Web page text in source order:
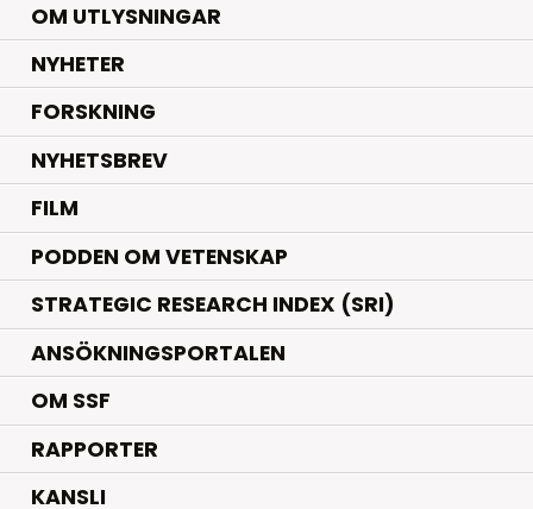
OM UTLYSNINGAR
NYHETER.
FORSKNING.
NYHETSBREV
FILM
PODDEN OM VETENSKAP
STRATEGIC RESEARCH INDEX (SRI)
ANSÖKNINGSPORTALEN
OM SSF
RAPPORTER
KANSLI